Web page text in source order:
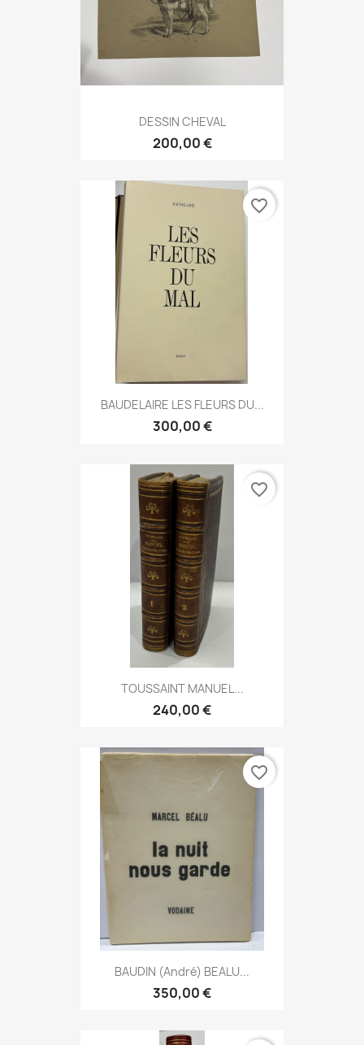
DESSIN CHEVAL
200,00 €
BAUDELAIRE LES FLEURS DU...
300,00 €
favorite_border
TOUSSAINT MANUEL...
240,00 €
favorite_border
BAUDIN (André) BEALU...
350,00 €
favorite_border